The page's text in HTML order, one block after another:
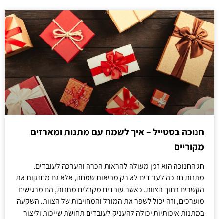
חנוכה בסטייל – איך לשמח עם מתנות ומארזים
מקוריים
חג החנוכה הוא זמן מעולה להראות הכרה והערכה לעובדים.
מתנות חנוכה לעובדים לא רק מביאות שמחה, אלא גם מחזקות את
הקשרים בתוך הצוות. כאשר עובדים מקבלים מתנות, הם מרגישים
מוערכים, וזה יכול לשפר את המורל והמחויבות של הצוות. השקעה
במתנות איכותיות יכולה להעניק לעובדים תחושת שייכות וליצור